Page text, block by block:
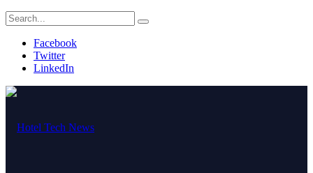
Facebook
Twitter
LinkedIn